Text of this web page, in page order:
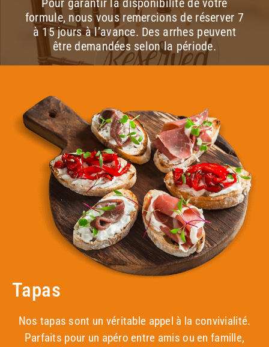
Pour garantir la disponibilité de votre
formule, nous vous remercions de réserver 7
à 15 jours à l’avance. Des arrhes peuvent
être demandées selon la période.
Tapas
Nos tapas sont un véritable appel à la convivialité.
Parfaits pour un apéro entre amis ou en famille,